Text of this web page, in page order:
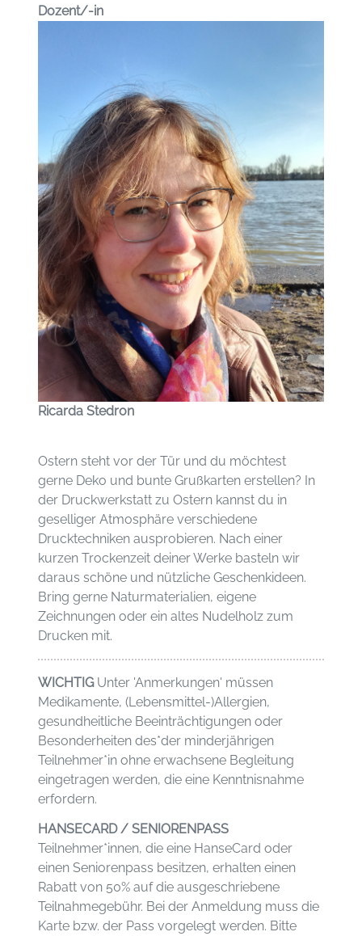
Dozent/-in
Ricarda Stedron
Ostern steht vor der Tür und du möchtest
gerne Deko und bunte Grußkarten erstellen? In
der Druckwerkstatt zu Ostern kannst du in
geselliger Atmosphäre verschiedene
Drucktechniken ausprobieren. Nach einer
kurzen Trockenzeit deiner Werke basteln wir
daraus schöne und nützliche Geschenkideen.
Bring gerne Naturmaterialien, eigene
Zeichnungen oder ein altes Nudelholz zum
Drucken mit.
WICHTIGUnter 'Anmerkungen' müssen
Medikamente, (Lebensmittel-)Allergien,
gesundheitliche Beeinträchtigungen oder
Besonderheiten des*der minderjährigen
Teilnehmer*in ohne erwachsene Begleitung
eingetragen werden, die eine Kenntnisnahme
erfordern.
HANSECARD / SENIORENPASS
Teilnehmer*innen, die eine HanseCard oder
einen Seniorenpass besitzen, erhalten einen
Rabatt von 50% auf die ausgeschriebene
Teilnahmegebühr. Bei der Anmeldung muss die
Karte bzw. der Pass vorgelegt werden. Bitte